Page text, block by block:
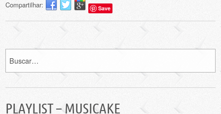
Compartilhar: Save
PLAYLIST – MUSICAKE